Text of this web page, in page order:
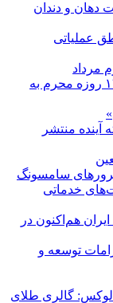
و دندان
عملیاتی
مرداد
سردار رضایی: ضربات شدیدی در جنگ ۱۷ روزه محرم به
آینده منتشر
خدماتی
هم‌اکنون در
توسعه و
لوکس: گالری طلای